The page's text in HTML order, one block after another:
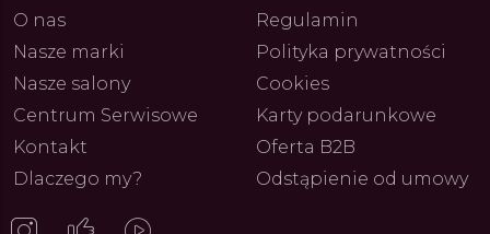
O nas
Nasze marki
Nasze salony
Centrum Serwisowe
Kontakt
Dlaczego my?
Regulamin
Polityka prywatności
Cookies
Karty podarunkowe
Oferta B2B
Odstąpienie od umowy